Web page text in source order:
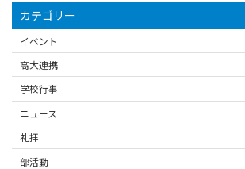
カテゴリー
イベント
高大連携
学校行事
ニュース
礼拝
部活動